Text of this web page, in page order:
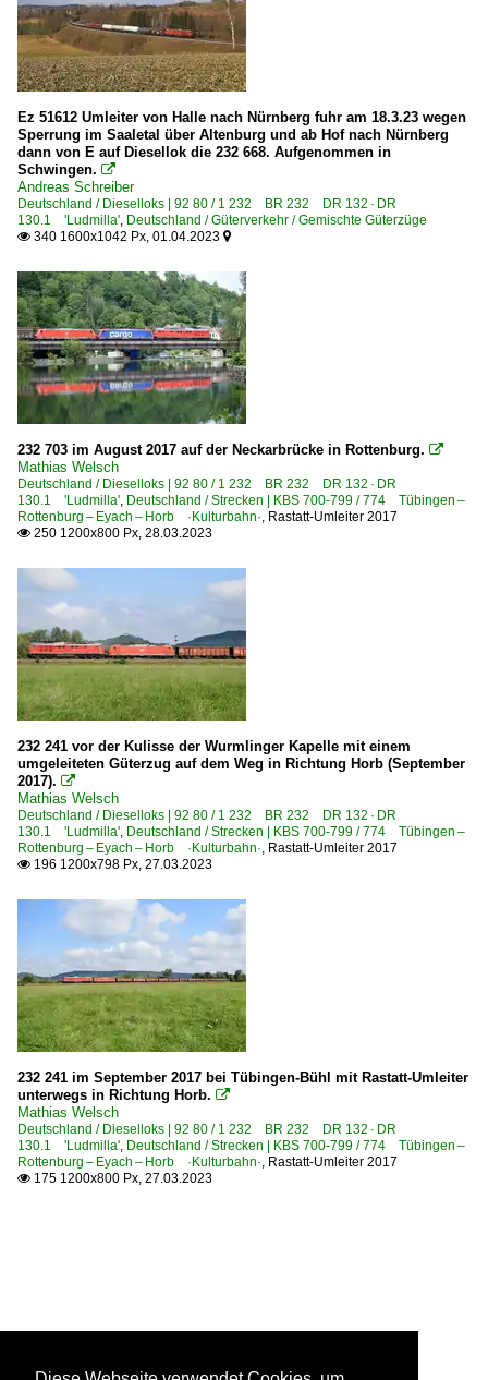
Ez 51612 Umleiter von Halle nach Nürnberg fuhr am 18.3.23 wegen
Sperrung im Saaletal über Altenburg und ab Hof nach Nürnberg
dann von E auf Diesellok die 232 668. Aufgenommen in
Schwingen. 
Andreas Schreiber
Deutschland / Dieselloks | 92 80 / 1 232 BR 232 DR 132 · DR
130.1 'Ludmilla', Deutschland / Güterverkehr / Gemischte Güterzüge
 340 1600x1042 Px, 01.04.2023 
232 703 im August 2017 auf der Neckarbrücke in Rottenburg. 
Mathias Welsch
Deutschland / Dieselloks | 92 80 / 1 232 BR 232 DR 132 · DR
130.1 'Ludmilla', Deutschland / Strecken | KBS 700-799 / 774 Tübingen –
Rottenburg – Eyach – Horb ·Kulturbahn·, Rastatt-Umleiter 2017
 250 1200x800 Px, 28.03.2023
232 241 vor der Kulisse der Wurmlinger Kapelle mit einem
umgeleiteten Güterzug auf dem Weg in Richtung Horb (September
2017). 
Mathias Welsch
Deutschland / Dieselloks | 92 80 / 1 232 BR 232 DR 132 · DR
130.1 'Ludmilla', Deutschland / Strecken | KBS 700-799 / 774 Tübingen –
Rottenburg – Eyach – Horb ·Kulturbahn·, Rastatt-Umleiter 2017
 196 1200x798 Px, 27.03.2023
232 241 im September 2017 bei Tübingen-Bühl mit Rastatt-Umleiter
unterwegs in Richtung Horb. 
Mathias Welsch
Deutschland / Dieselloks | 92 80 / 1 232 BR 232 DR 132 · DR
130.1 'Ludmilla', Deutschland / Strecken | KBS 700-799 / 774 Tübingen –
Rottenburg – Eyach – Horb ·Kulturbahn·, Rastatt-Umleiter 2017
 175 1200x800 Px, 27.03.2023